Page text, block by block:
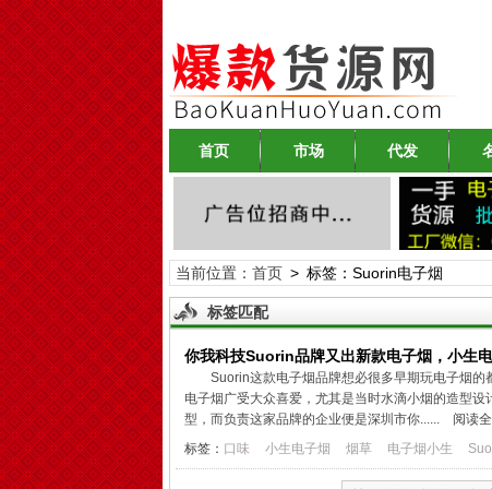
首页 市场 代发
当前位置： 首页> 标签：Suorin电子烟
标签匹配
你我科技Suorin品牌又出新款电子烟，小生
Suorin这款电子烟品牌想必很多早期玩电子烟
电子烟广受大众喜爱，尤其是当时水滴小烟的造型
型，而负责这家品牌的企业便是深圳市你......
阅读
标签： 口味 小生电子烟 烟草 电子烟小生